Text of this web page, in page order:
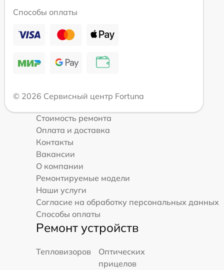
Способы оплаты
© 2026 Сервисный центр Fortuna
Стоимость ремонта
Оплата и доставка
Контакты
Вакансии
О компании
Ремонтируемые модели
Наши услуги
Согласие на обработку персональных данных
Способы оплаты
Ремонт устройств
Тепловизоров
Оптических
прицелов